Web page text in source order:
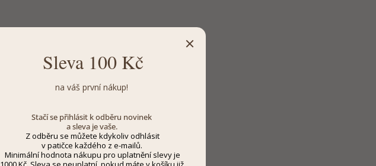
Sleva 100 Kč
na váš první nákup!
Stačí se přihlásit k odběru novinek
a sleva je vaše.
Z odběru se můžete kdykoliv odhlásit
v patičce každého z e-mailů.
Minimální hodnota nákupu pro uplatnění slevy je